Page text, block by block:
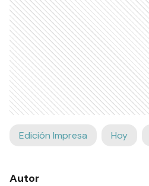
Edición Impresa Hoy
Autor